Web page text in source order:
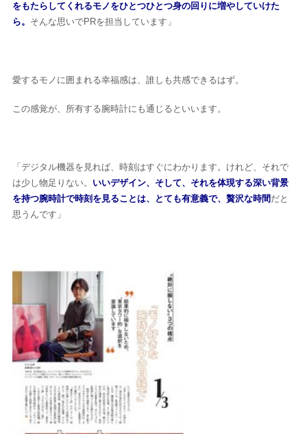
をもたらしてくれるモノをひとつひとつ身の回りに増やしていけた
ら。 そんな思いでPRを担当しています」
愛するモノに囲まれる幸福感は、誰しも共感できるはず。
この感覚が、所有する腕時計にも通じるといいます。
「デジタル機器を見れば、時刻はすぐにわかります。けれど、それで
は少し物足りない。 いいデザイン、そして、それを体現する深い背景
を持つ腕時計で時刻を見ることは、とても有意義で、贅沢な時間だと
思うんです」